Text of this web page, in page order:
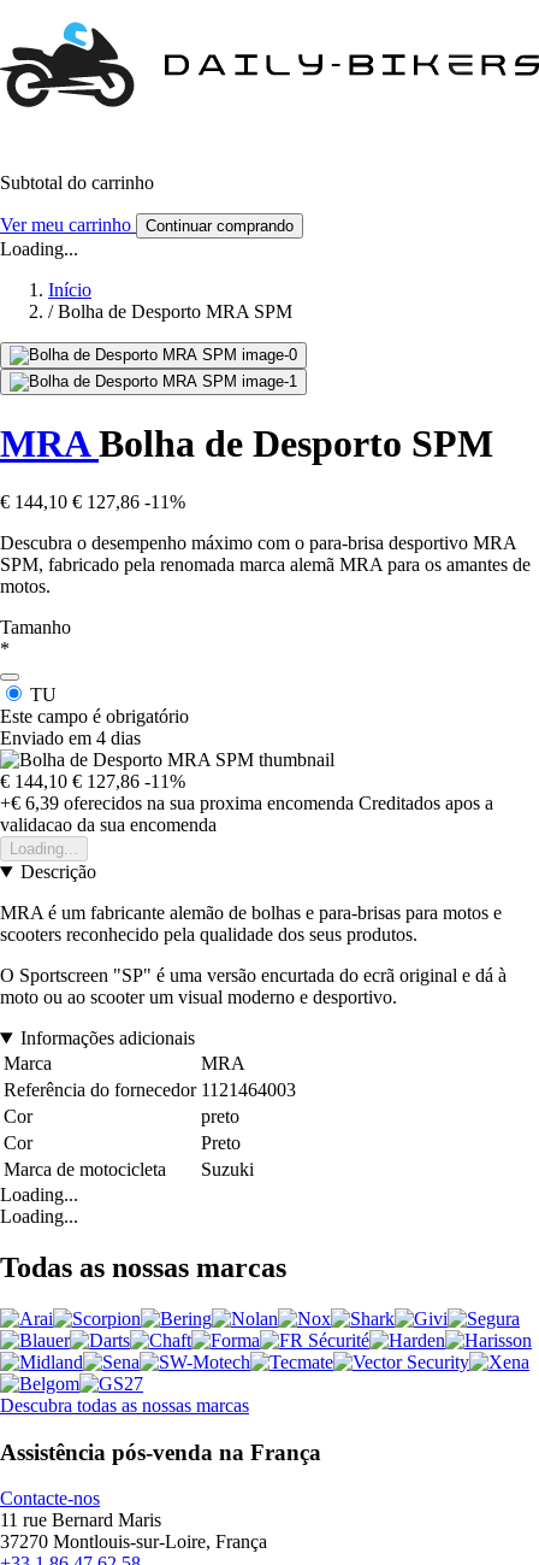
Subtotal do carrinho
Ver meu carrinho Continuar comprando
Loading...
Início
/ Bolha de Desporto MRA SPM
MRABolha de Desporto SPM
€ 144,10 € 127,86 -11%
Descubra o desempenho máximo com o para-brisa desportivo MRA
SPM, fabricado pela renomada marca alemã MRA para os amantes de
motos.
Tamanho
*
TU
Este campo é obrigatório
Enviado em 4 dias
€ 144,10 € 127,86 -11%
+€ 6,39 oferecidos na sua proxima encomenda Creditados apos a
validacao da sua encomenda
Loading...
Descrição
MRA é um fabricante alemão de bolhas e para-brisas para motos e
scooters reconhecido pela qualidade dos seus produtos.
O Sportscreen "SP" é uma versão encurtada do ecrã original e dá à
moto ou ao scooter um visual moderno e desportivo.
Informações adicionais
Marca
MRA
Referência do fornecedor 1121464003
Cor
preto
Cor
Preto
Marca de motocicleta
Suzuki
Loading...
Loading...
Todas as nossas marcas
Descubra todas as nossas marcas
Assistência pós-venda na França
Contacte-nos
11 rue Bernard Maris
37270 Montlouis-sur-Loire, França